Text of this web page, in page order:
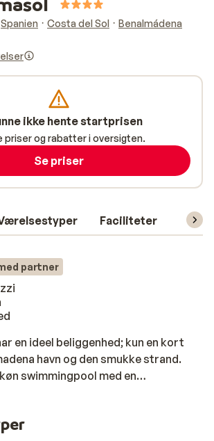
Spanien Costa del Sol
Benalmádena
Faciliteter
partner
en ideel beliggenhed; kun en kort
havn og den smukke strand.
swimmingpool med en
kan tilbringe timevis med at nyde
dagen og om aftenen. Endnu bedre er
ikke hente startprisen
priser og rabatter i oversigten.
Se priser